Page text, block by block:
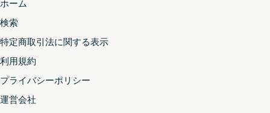
ホーム
検索
特定商取引法に関する表示
利用規約
プライバシーポリシー
運営会社